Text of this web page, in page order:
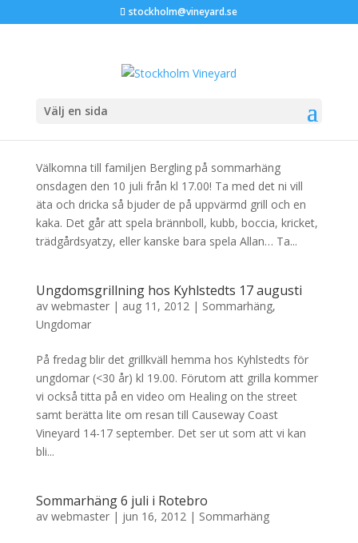
stockholm@vineyard.se
Välj en sida
Sommarhäng hos Berglings
Välkomna till familjen Bergling på sommarhäng
onsdagen den 10 juli från kl 17.00! Ta med det ni vill
äta och dricka så bjuder de på uppvärmd grill och en
kaka. Det går att spela brännboll, kubb, boccia, kricket,
trädgårdsyatzy, eller kanske bara spela Allan… Ta...
Ungdomsgrillning hos Kyhlstedts 17 augusti
av webmaster| aug 11, 2012| Sommarhäng,
Ungdomar
På fredag blir det grillkväll hemma hos Kyhlstedts för
ungdomar (<30 år) kl 19.00. Förutom att grilla kommer
vi också titta på en video om Healing on the street
samt berätta lite om resan till Causeway Coast
Vineyard 14-17 september. Det ser ut som att vi kan
bli...
Sommarhäng 6 juli i Rotebro
av webmaster| jun 16, 2012| Sommarhäng